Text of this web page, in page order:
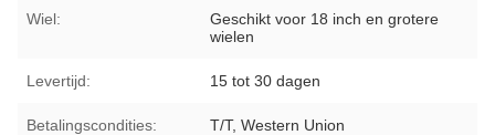
Wiel:
Geschikt voor 18 inch en grotere
wielen
Levertijd: 15 tot 30 dagen
Betalingscondities: T/T, Western Union